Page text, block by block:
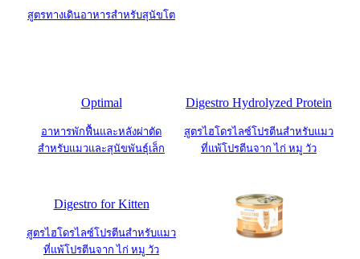
สูตรทางเดินอาหารสำหรับสุนัขโต
Optimal
อาหารพักฟื้นและหลังผ่าตัด
สำหรับแมวและสุนัขพันธุ์เล็ก
Digestro Hydrolyzed Protein
สูตรไฮโดรไลซ์โปรตีนสำหรับแมว
ที่แพ้โปรตีนจาก ไก่ หมู วัว
Digestro for Kitten
สูตรไฮโดรไลซ์โปรตีนสำหรับแมว
ที่แพ้โปรตีนจาก ไก่ หมู วัว